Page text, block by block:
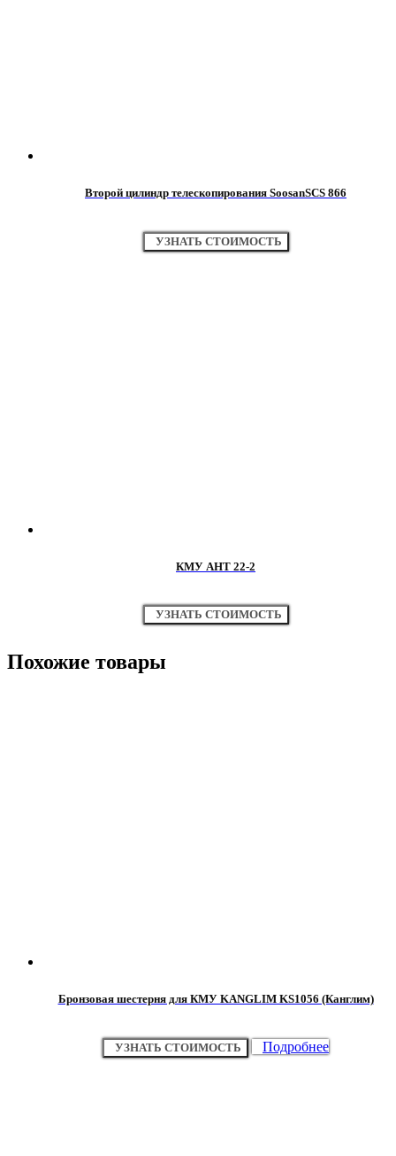
Второй цилиндр телескопирования SoosanSCS 866
УЗНАТЬ СТОИМОСТЬ
КМУ АНТ 22-2
УЗНАТЬ СТОИМОСТЬ
Похожие товары
Бронзовая шестерня для КМУ KANGLIM KS1056 (Канглим)
УЗНАТЬ СТОИМОСТЬ Подробнее